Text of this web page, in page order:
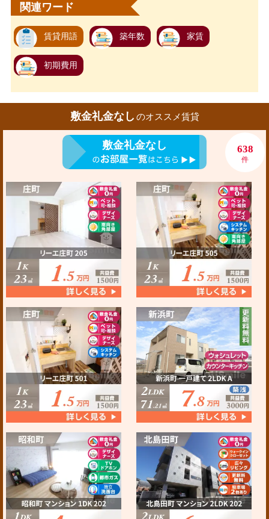
関連ワード
賃貸用語 築年数 家賃
初期費用
敷金礼金なし のオススメ賃貸
敷金礼金なし 638
件